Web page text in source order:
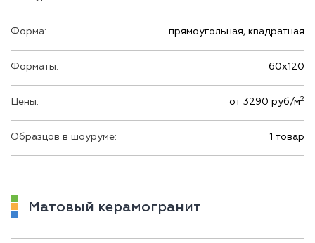
Форма: прямоугольная, квадратная
Форматы: 60х120
Цены: от 3290 руб/м2
Образцов в шоуруме: 1 товар
Матовый керамогранит